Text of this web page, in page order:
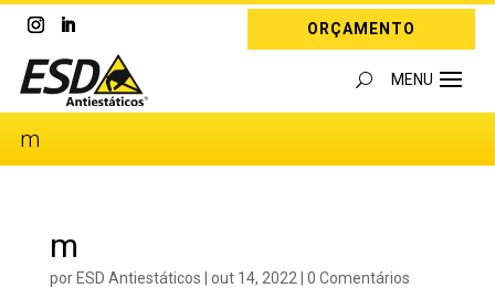
ORÇAMENTO
m
m
porESD Antiestáticos | out 14, 2022 | 0 Comentários